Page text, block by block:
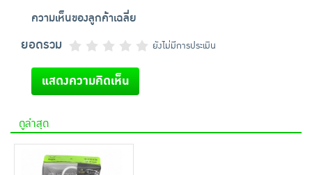
ความเห็นของลูกค้าเฉลี่ย
ยอดรวม ยังไม่มีการประเมิน
แสดงความคิดเห็น
ดูล่าสุด